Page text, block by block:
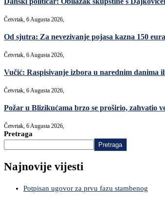
Četvrtak, 6 Augusta 2026,
Od sjutra: Za nevezivanje pojasa kazna 150
Četvrtak, 6 Augusta 2026,
Vučić: Raspisivanje izbora u narednim danima
Četvrtak, 6 Augusta 2026,
Požar u Blizikućama brzo se proširio, zahvatio
Četvrtak, 6 Augusta 2026,
Pretraga
Pretraga
Najnovije vijesti
Potpisan ugovor za prvu fazu stambenog